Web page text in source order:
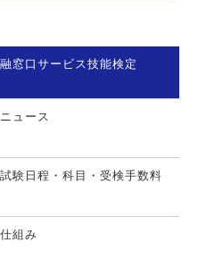
窓口サービス技能検定
ニュース
試験日程・科目・受検手数料
仕組み